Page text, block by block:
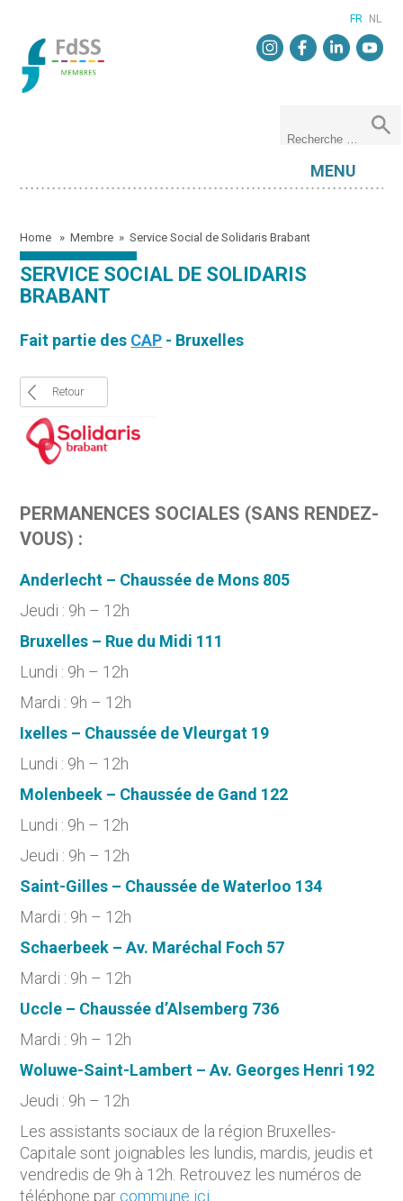
FR NL
MENU
Home »Membre »Service Social de Solidaris Brabant
SERVICE SOCIAL DE SOLIDARIS
BRABANT
Fait partie des CAP - Bruxelles
Retour
PERMANENCES SOCIALES (SANS RENDEZ-
VOUS) :
Anderlecht – Chaussée de Mons 805
Jeudi : 9h – 12h
Bruxelles – Rue du Midi 111
Lundi : 9h – 12h
Mardi : 9h – 12h
Ixelles – Chaussée de Vleurgat 19
Lundi : 9h – 12h
Molenbeek – Chaussée de Gand 122
Lundi : 9h – 12h
Jeudi : 9h – 12h
Saint-Gilles – Chaussée de Waterloo 134
Mardi : 9h – 12h
Schaerbeek – Av. Maréchal Foch 57
Mardi : 9h – 12h
Uccle – Chaussée d’Alsemberg 736
Mardi : 9h – 12h
Woluwe-Saint-Lambert – Av. Georges Henri 192
Jeudi : 9h – 12h
Les assistants sociaux de la région Bruxelles-
Capitale sont joignables les lundis, mardis, jeudis et
vendredis de 9h à 12h. Retrouvez les numéros de
téléphone par commune ici